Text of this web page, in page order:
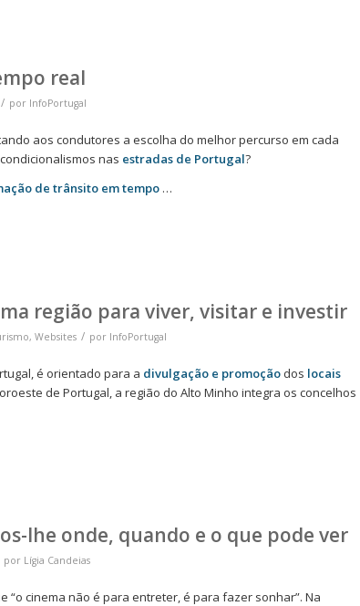
real
/ por InfoPortugal
aos condutores a escolha do melhor percurso em cada
nas estradas de Portugal?
de trânsito em tempo …
região para viver, visitar e investir
, Websites / por InfoPortugal
é orientado para a divulgação e promoção dos locais
de Portugal, a região do Alto Minho integra os concelhos
lhe onde, quando e o que pode ver
por Lígia Candeias
“o cinema não é para entreter, é para fazer sonhar”. Na